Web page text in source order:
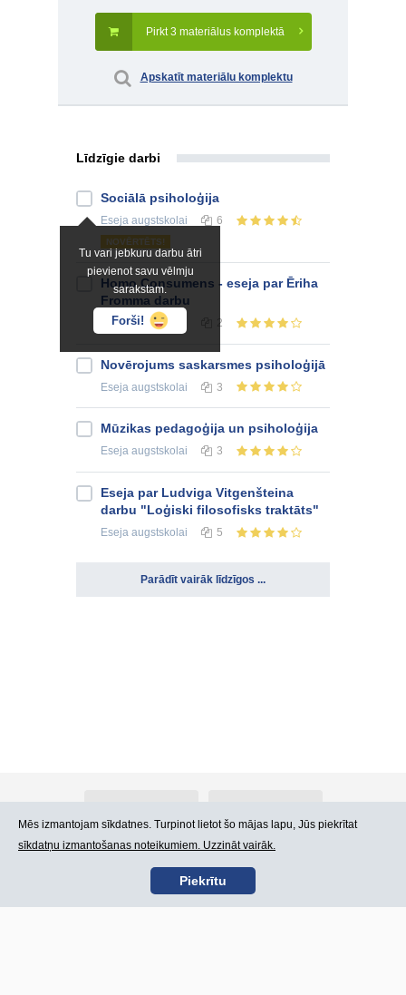
Pirkt 3 materiālus komplektā
Apskatīt materiālu komplektu
Līdzīgie darbi
Tu vari jebkuru darbu ātri
pievienot savu vēlmju
sarakstam.
Forši!
Sociālā psiholoģija
Eseja augstskolai 6
NOVĒRTĒTS!
Homo Consumens - eseja par Ēriha
Fromma darbu
Esejaaugstskolai 2
Novērojums saskarsmes psiholoģijā
Eseja augstskolai 3
Mūzikas pedagoģija un psiholoģija
Eseja augstskolai 3
Eseja par Ludviga Vitgenšteina
darbu "Loģiski filosofisks traktāts"
Eseja augstskolai 5
Parādīt vairāk līdzīgos ...
Kontakti Lietošanas noteikumi
Mēs izmantojam sīkdatnes. Turpinot lietot šo mājas lapu, Jūs piekrītat
sīkdatņu izmantošanas noteikumiem. Uzzināt vairāk.
Piekrītu